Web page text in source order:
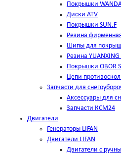
Покрышки
Диски ATV
Покрышки SUN.F
Резина
Шипы для
Резина YUANXING
Покрышки OBOR
Цепи
Запчасти для
Аксессуары для
Запчасти КСМ24
Двигатели
Генераторы LIFAN
Двигатели LIFAN
Двигатели с